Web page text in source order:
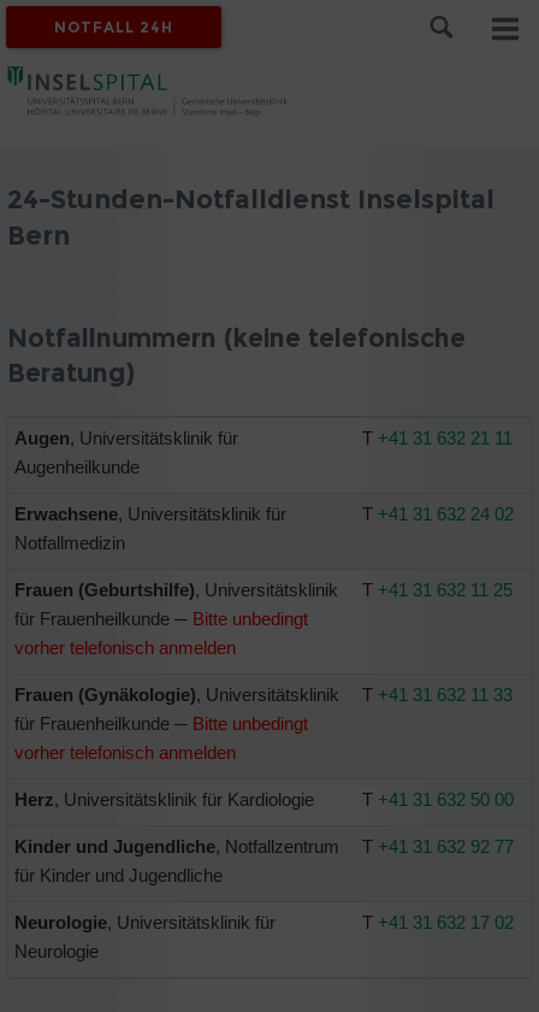
NOTFALL 24H
24-Stunden-Notfalldienst Inselspital
Bern
Notfallnummern (keine telefonische
Beratung)
Augen, Universitätsklinik für
Augenheilkunde
T +41 31 632 21 11
Erwachsene, Universitätsklinik für
Notfallmedizin
T +41 31 632 24 02
Frauen (Geburtshilfe), Universitätsklinik
für Frauenheilkunde ─ Bitte unbedingt
vorher telefonisch anmelden
T +41 31 632 11 25
Frauen (Gynäkologie), Universitätsklinik
für Frauenheilkunde ─ Bitte unbedingt
vorher telefonisch anmelden
T +41 31 632 11 33
Herz, Universitätsklinik für Kardiologie T +41 31 632 50 00
Kinder und Jugendliche, Notfallzentrum
für Kinder und Jugendliche
T +41 31 632 92 77
Neurologie, Universitätsklinik für
Neurologie
T +41 31 632 17 02